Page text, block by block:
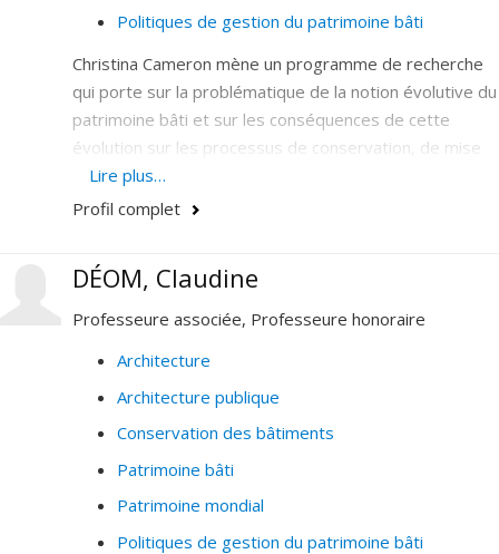
Politiques de gestion du patrimoine bâti
Christina Cameron mène un programme de recherche
qui porte sur la problématique de la notion évolutive du
patrimoine bâti et sur les conséquences de cette
évolution sur les processus de conservation, de mise
en valeur, d'appropriation et de gestion. Experte en
patrimoine mondial, elle dirige plusieurs projets de
de la Convention dans le cadre de l’initiative des
archives orales de l’UNESCO, une étude sur les valeurs
sur les approches canadiennes à la conservation du
patrimoine bâti entre 1950 et 2000. Elle s’intéresse
également aux questions de paysages culturels et aux
Lire plus…
Profil complet
DÉOM, Claudine
Professeure associée, Professeure honoraire
Architecture
Architecture publique
Conservation des bâtiments
Patrimoine bâti
Patrimoine mondial
Politiques de gestion du patrimoine bâti